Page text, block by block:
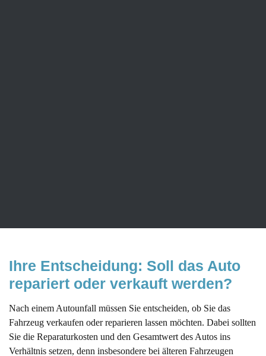
Ihre Entscheidung: Soll das Auto
repariert oder verkauft werden?
Nach einem Autounfall müssen Sie entscheiden, ob Sie das
Fahrzeug verkaufen oder reparieren lassen möchten. Dabei sollten
Sie die Reparaturkosten und den Gesamtwert des Autos ins
Verhältnis setzen, denn insbesondere bei älteren Fahrzeugen